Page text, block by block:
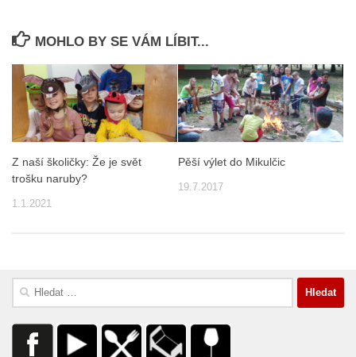
MOHLO BY SE VÁM LÍBIT...
Z naší školičky: Že je svět
trošku naruby?
1.1.2021
Pěší výlet do Mikulčic
19.7.2017
Vyhledávání